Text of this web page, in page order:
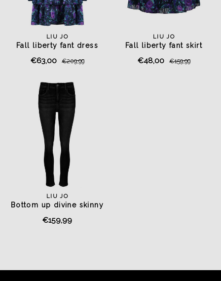
LIU JO
Fall liberty fant dress
€63,00 €209,99
LIU JO
Fall liberty fant skirt
€48,00 €159,99
LIU JO
Bottom up divine skinny
€159,99